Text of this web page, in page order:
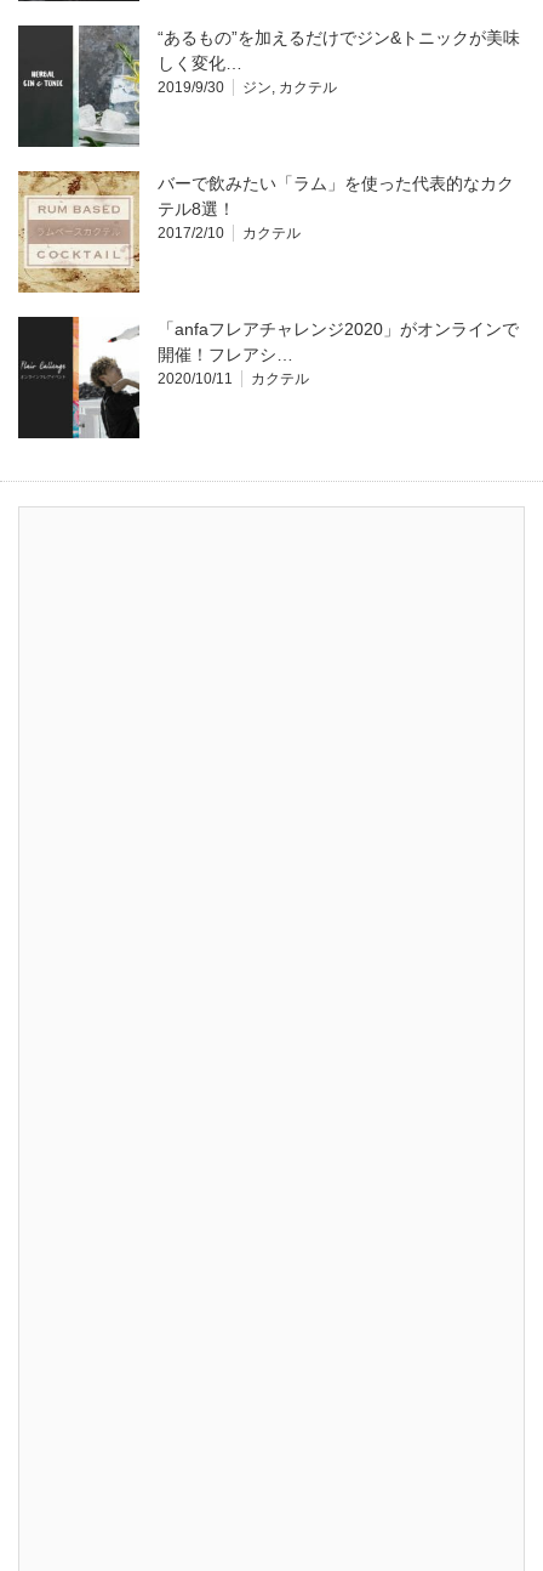
“あるもの”を加えるだけでジン&トニックが美味
しく変化…
2019/9/30 ジン, カクテル
バーで飲みたい「ラム」を使った代表的なカク
テル8選！
2017/2/10 カクテル
「anfaフレアチャレンジ2020」がオンラインで
開催！フレアシ…
2020/10/11 カクテル